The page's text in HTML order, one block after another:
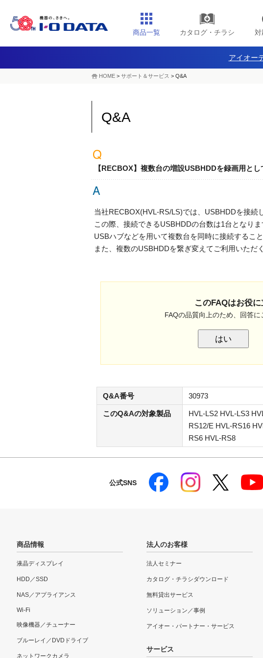
商品一覧 カタログ・チラシ 対
アイオー
HOME > サポート＆サービス > Q&A
Q&A
【RECBOX】複数台の増設USBHDDを録画用と
当社RECBOX(HVL-RS/LS)では、USBHDDを接続
この際、接続できるUSBHDDの台数は1台となりま
USBハブなどを用いて複数台を同時に接続すること
また、複数のUSBHDDを繋ぎ変えてご利用いただ
このFAQはお役
FAQの品質向上のため、回答に
はい
Q&A番号 30973
このQ&Aの対象製品
HVL-LS2 HVL-LS3
RS12/E HVL-RS16
RS6 HVL-RS8
公式SNS
商品情報
液晶ディスプレイ
HDD／SSD
NAS／アプライアンス
Wi-Fi
映像機器／チューナー
ブルーレイ／DVDドライブ
ネットワークカメラ
法人のお客様
法人セミナー
カタログ・チラシダウンロード
無料貸出サービス
ソリューション／事例
アイオー・パートナー・サービス
サービス